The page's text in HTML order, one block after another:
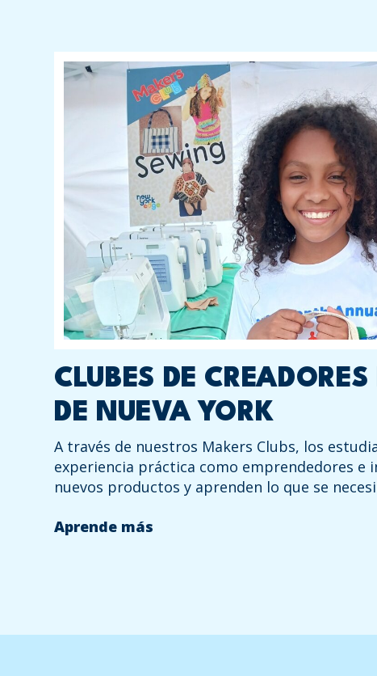
CLUBES DE CREADORES
DE NUEVA YORK
A través de nuestros Makers Clubs, los
experiencia práctica como emprendedores e
nuevos productos y aprenden lo que se
Aprende más